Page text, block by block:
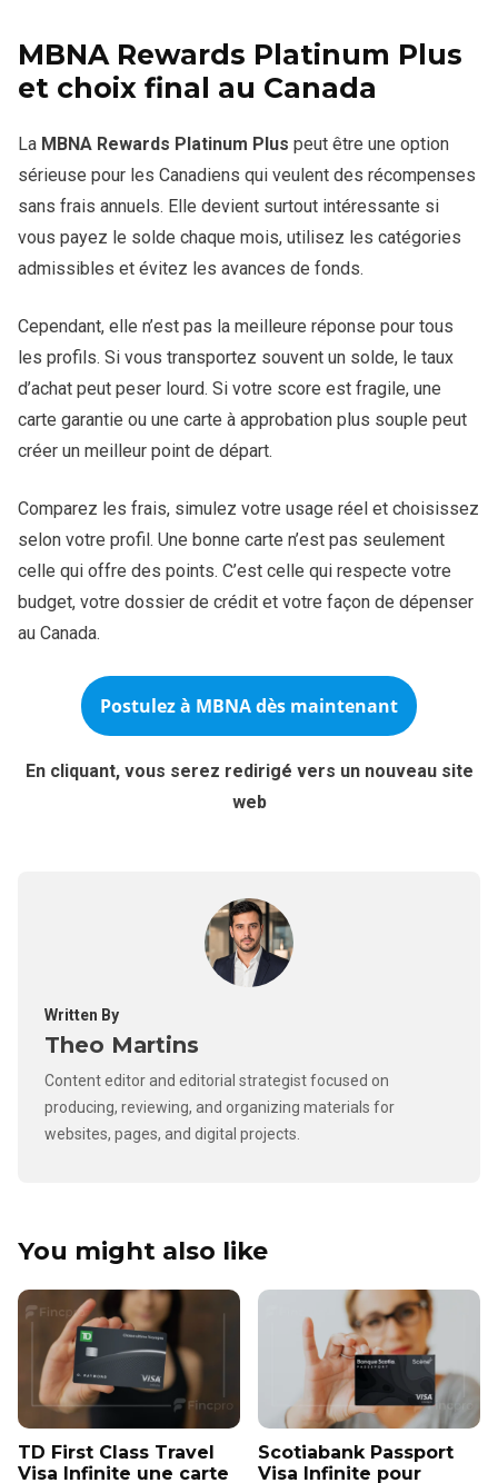
MBNA Rewards Platinum Plus
et choix final au Canada
La MBNA Rewards Platinum Plus peut être une option
sérieuse pour les Canadiens qui veulent des récompenses
sans frais annuels. Elle devient surtout intéressante si
vous payez le solde chaque mois, utilisez les catégories
admissibles et évitez les avances de fonds.
Cependant, elle n’est pas la meilleure réponse pour tous
les profils. Si vous transportez souvent un solde, le taux
d’achat peut peser lourd. Si votre score est fragile, une
carte garantie ou une carte à approbation plus souple peut
créer un meilleur point de départ.
Comparez les frais, simulez votre usage réel et choisissez
selon votre profil. Une bonne carte n’est pas seulement
celle qui offre des points. C’est celle qui respecte votre
budget, votre dossier de crédit et votre façon de dépenser
au Canada.
Postulez à MBNA dès maintenant
En cliquant, vous serez redirigé vers un nouveau site
web
Written By
Theo Martins
Content editor and editorial strategist focused on
producing, reviewing, and organizing materials for
websites, pages, and digital projects.
You might also like
TD First Class Travel
Visa Infinite une carte
Scotiabank Passport
Visa Infinite pour